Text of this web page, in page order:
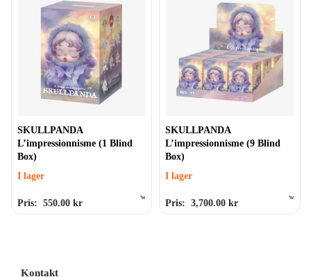
SKULLPANDA
L’impressionnisme (1 Blind
Box)
I lager
Betygsatt0av 5
Pris: 550.00 kr
SKULLPANDA
L’impressionnisme (9 Blind
Box)
I lager
Betygsatt 0av 5
Pris: 3,700.00 kr
Kontakt